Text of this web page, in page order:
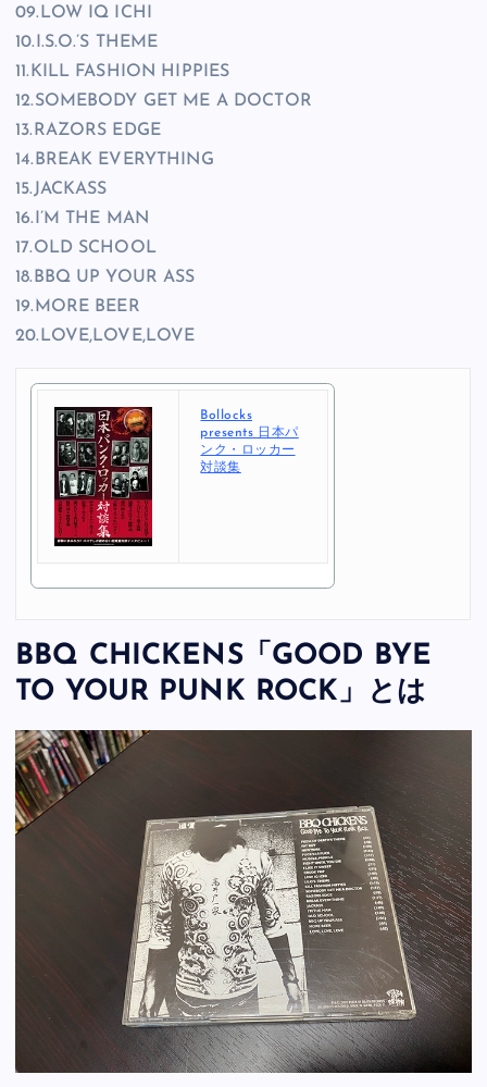
09.LOW IQ ICHI
10.I.S.O.’S THEME
11.KILL FASHION HIPPIES
12.SOMEBODY GET ME A DOCTOR
13.RAZORS EDGE
14.BREAK EVERYTHING
15.JACKASS
16.I’M THE MAN
17.OLD SCHOOL
18.BBQ UP YOUR ASS
19.MORE BEER
20.LOVE,LOVE,LOVE
Bollocks
presents 日本パ
ンク・ロッカー
対談集
BBQ CHICKENS「GOOD BYE
TO YOUR PUNK ROCK」とは